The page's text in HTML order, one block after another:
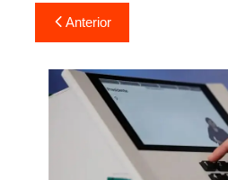
Navegação
de
Post
Anterior